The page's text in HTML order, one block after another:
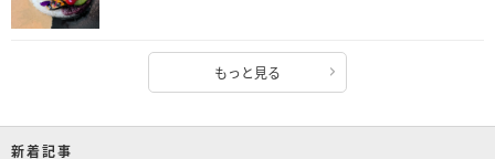
もっと見る
新着記事